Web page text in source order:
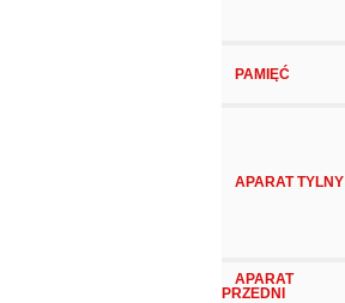
PAMIĘĆ
APARAT TYLNY
APARAT
PRZEDNI